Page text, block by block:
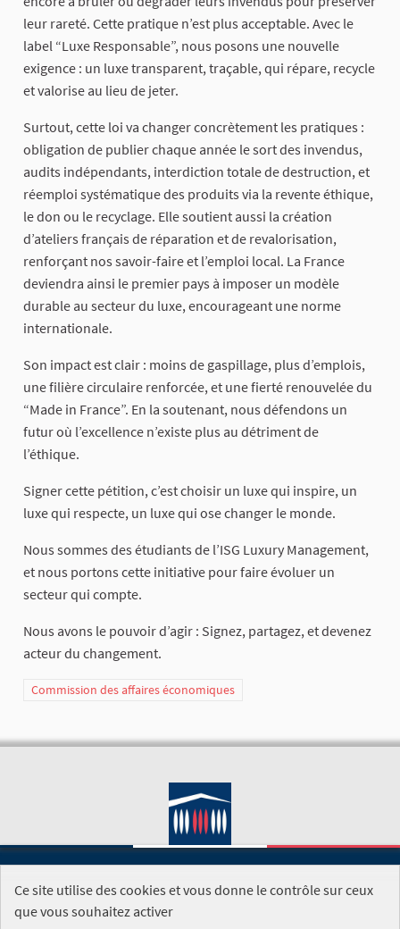
leur rareté. Cette pratique n’est plus acceptable. Avec le
label “Luxe Responsable”, nous posons une nouvelle
exigence : un luxe transparent, traçable, qui répare, recycle
et valorise au lieu de jeter.
Surtout, cette loi va changer concrètement les pratiques :
obligation de publier chaque année le sort des invendus,
audits indépendants, interdiction totale de destruction, et
réemploi systématique des produits via la revente éthique,
le don ou le recyclage. Elle soutient aussi la création
d’ateliers français de réparation et de revalorisation,
renforçant nos savoir-faire et l’emploi local. La France
deviendra ainsi le premier pays à imposer un modèle
durable au secteur du luxe, encourageant une norme
internationale.
Son impact est clair : moins de gaspillage, plus d’emplois,
une filière circulaire renforcée, et une fierté renouvelée du
“Made in France”. En la soutenant, nous défendons un
futur où l’excellence n’existe plus au détriment de
l’éthique.
Signer cette pétition, c’est choisir un luxe qui inspire, un
luxe qui respecte, un luxe qui ose changer le monde.
Nous sommes des étudiants de l’ISG Luxury Management,
et nous portons cette initiative pour faire évoluer un
secteur qui compte.
Nous avons le pouvoir d’agir : Signez, partagez, et devenez
acteur du changement.
Commission des affaires économiques
SITE DE L'ASSEMBLÉE NATIONALE
Ce site utilise des cookies et vous donne le contrôle sur ceux
que vous souhaitez activer